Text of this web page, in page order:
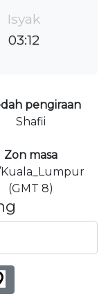
Isyak
03:12
pengiraan
Shafii
Zon masa
Kuala_Lumpur
(GMT 8)